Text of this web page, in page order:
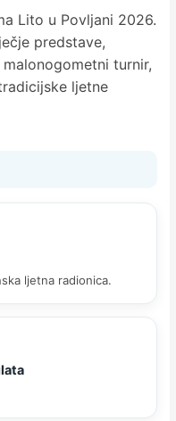
Lito u Povljani 2026.
predstave,
turnir,
ljetne
ljetna radionica.